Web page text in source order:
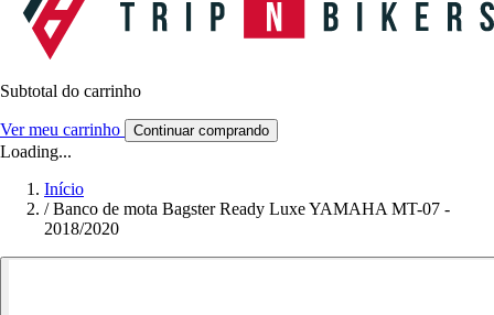
Subtotal do carrinho
Ver meu carrinho Continuar comprando
Loading...
Início
/ Banco de mota Bagster Ready Luxe YAMAHA MT-07 -
2018/2020